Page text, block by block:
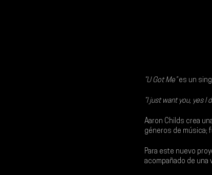
“U Got Me” es un
“I just want you, yes I
Aaron Childs crea
géneros de música;
Para este nuevo
acompañado de una